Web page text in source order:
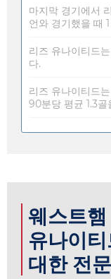
마지막 경기에서
언와 경기했을 때
리즈 유나이티드
다.
리즈 유나이티드
90분당 평균 1.3골
웨스트
유나이
대한 전